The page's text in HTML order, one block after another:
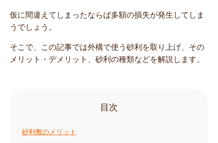
仮に間違えてしまったならば多額の損失が発生してしま
うでしょう。
そこで、この記事では外構で使う砂利を取り上げ、その
メリット・デメリット、砂利の種類などを解説します。
目次
砂利敷のメリット